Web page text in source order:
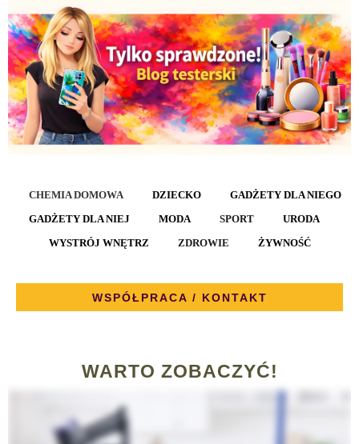
CHEMIA DOMOWA DZIECKO
GADŻETY DLA NIEGO
GADŻETY DLA NIEJ
MODA SPORT
URODA
WYSTRÓJ WNĘTRZ
ZDROWIE ŻYWNOŚĆ
WSPÓŁPRACA / KONTAKT
WARTO ZOBACZYĆ!